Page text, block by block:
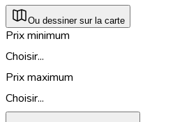
Ou dessiner sur la carte
Prix minimum
Choisir...
Prix maximum
Choisir...